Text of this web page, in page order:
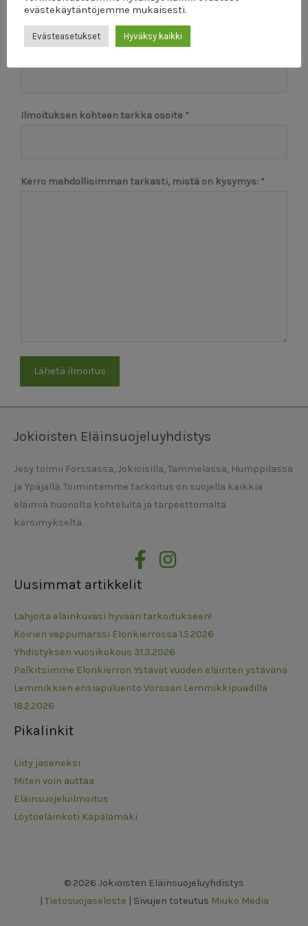
Ilmoituksen kohteen puhelinnumero (jos tiedossa)
Ilmoituksen kohteen tarkka osoite *
Kerro mahdollisimman tarkasti, mistä on kysymys: *
Lähetä ilmoitus
Jokioisten Eläinsuojeluyhdistys
Jesy toimii Forssassa, Jokioisilla, Tammelassa, Humppilassa
ja Ypäjällä. Toimintamme tarkoitus on suojella kaikkia
eläimiä huonolta kohtelulta ja tarpeettomalta
kärsimykseltä.
Uusimmat artikkelit
Lahjoita eläinkuvasi hyvään tarkoitukseen!
Koirien vappumarssi Elonkierrossa 1.5.2026
Yhdistyksen vuosikokous 31.3.2026
Palkitsimme Elonkierron Ystävät vuoden eläinten ystävänä
Lemmikkien ensiapuluento Vorssan Lemmikkipuadilla
18.2.2026
Pikalinkit
Liity jäseneksi
Miten voin auttaa
Eläinsuojeluilmoitus
Löytöeläinkoti Käpälämäki
© 2026 Jokioisten Eläinsuojeluyhdistys
| Tietosuojaseloste | Sivujen toteutus Miuko Media
evästekäytäntöjemme mukaisesti.
Evästeasetukset Hyväksy kaikki